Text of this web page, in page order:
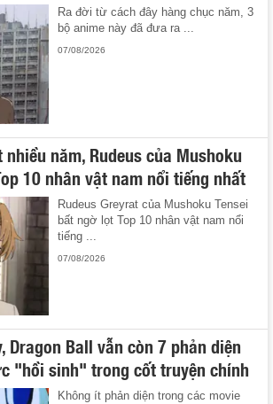
Ra đời từ cách đây hàng chục năm, 3
bộ anime này đã đưa ra ...
07/08/2026
năm, Rudeus của Mushoku
10 nhân vật nam nổi tiếng nhất
Rudeus Greyrat của Mushoku Tensei
bất ngờ lọt Top 10 nhân vật nam nổi
tiếng ...
07/08/2026
Dragon Ball vẫn còn 7 phản diện
"hồi sinh" trong cốt truyện chính
Không ít phản diện trong các movie